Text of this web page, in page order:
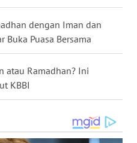
dengan Iman dan
Buka Puasa Bersama
atau Ramadhan? Ini
KBBI